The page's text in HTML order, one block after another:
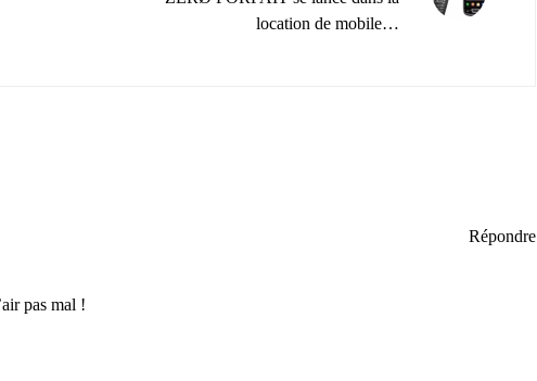
location de mobile…
pas mal !
Répondre